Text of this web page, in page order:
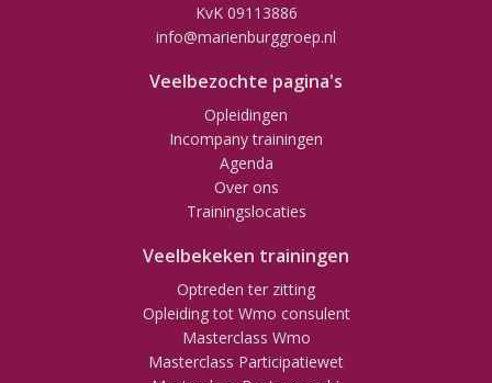
KvK 09113886
info@marienburggroep.nl
Veelbezochte pagina's
Opleidingen
Incompany trainingen
Agenda
Over ons
Trainingslocaties
Veelbekeken trainingen
Optreden ter zitting
Opleiding tot Wmo consulent
Masterclass Wmo
Masterclass Participatiewet